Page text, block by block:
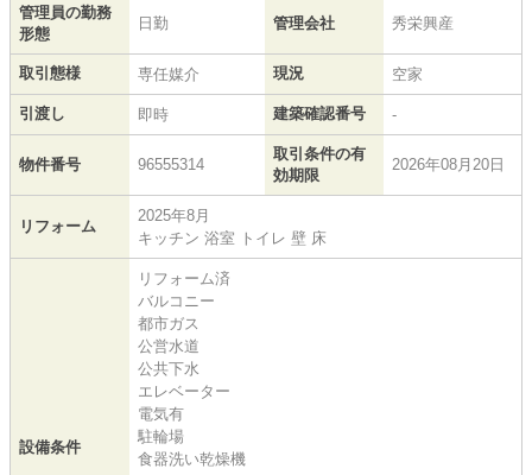
管理員の勤務
形態
日勤 管理会社 秀栄興産
取引態様 専任媒介 現況 空家
引渡し 即時 建築確認番号 -
物件番号 96555314
取引条件の有
効期限
2026年08月20日
リフォーム
2025年8月
キッチン 浴室 トイレ 壁 床
設備条件
リフォーム済
バルコニー
都市ガス
公営水道
公共下水
エレベーター
電気有
駐輪場
食器洗い乾燥機